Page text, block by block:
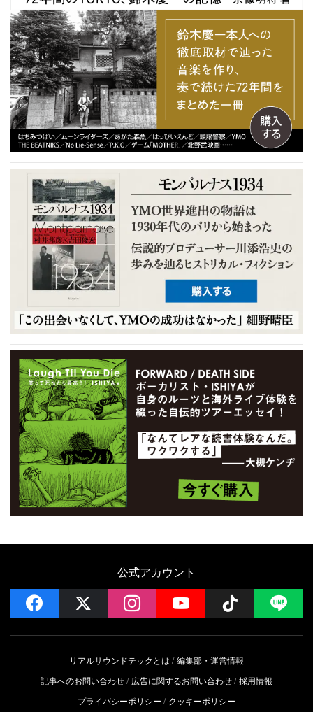
公式アカウント
facebook instagramYouTube Follow
リアルサウンドテックとは
編集部・運営情報
記事へのお問い合わせ
広告に関するお問い合わせ 採用情報
プライバシーポリシー
クッキーポリシー